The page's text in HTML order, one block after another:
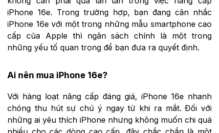
iPhone 16e. Trong trường hợp, bạn đang cân nhắc
iPhone 16e với một trong những mẫu smartphone cao
cấp của Apple thì ngân sách chính là một trong
những yếu tố quan trọng để bạn đưa ra quyết định.
Ai nên mua iPhone 16e?
Với hàng loạt nâng cấp đáng giá, iPhone 16e nhanh
chóng thu hút sự chú ý ngay từ khi ra mắt. Đối với
những ai yêu thích iPhone nhưng không muốn chi quá